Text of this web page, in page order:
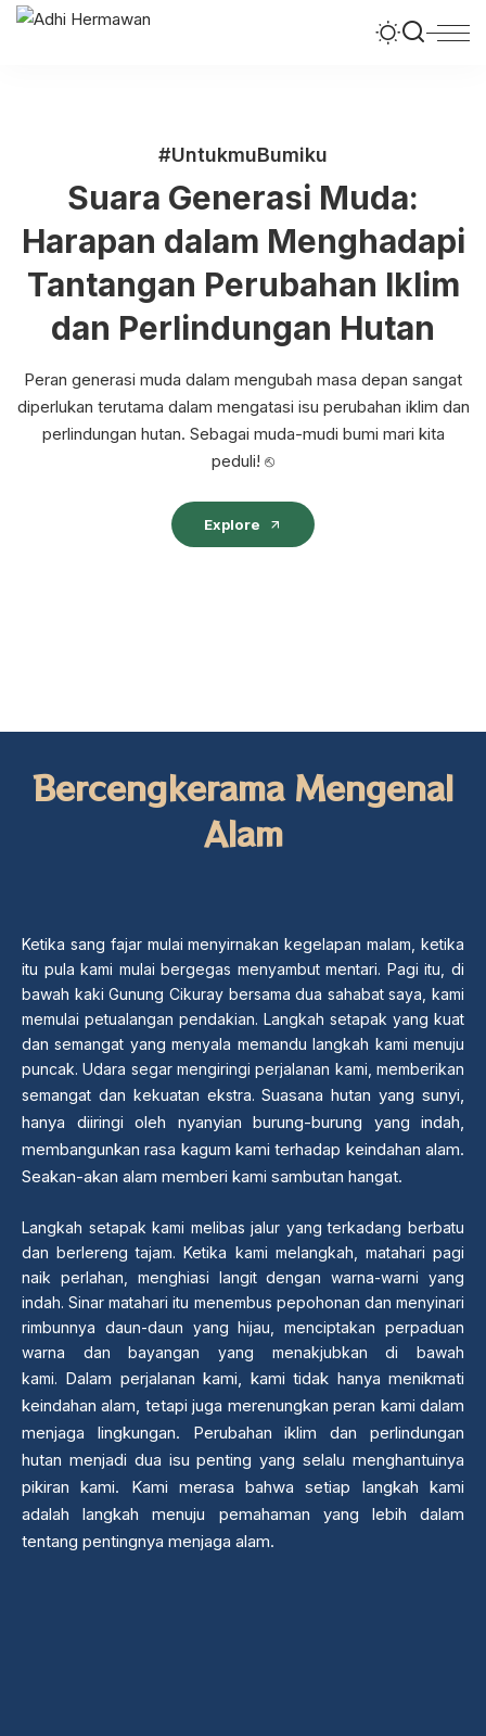
#UntukmuBumiku
Suara Generasi Muda:
Harapan dalam Menghadapi
Tantangan Perubahan Iklim
dan Perlindungan Hutan
Peran generasi muda dalam mengubah masa depan sangat
diperlukan terutama dalam mengatasi isu perubahan iklim dan
perlindungan hutan. Sebagai muda-mudi bumi mari kita
peduli! ⎋
Explore
Bercengkerama Mengenal
Alam
Ketika sang fajar mulai menyirnakan kegelapan malam, ketika
itu pula kami mulai bergegas menyambut mentari. Pagi itu, di
bawah kaki Gunung Cikuray bersama dua sahabat saya, kami
memulai petualangan pendakian. Langkah setapak yang kuat
dan semangat yang menyala memandu langkah kami menuju
puncak. Udara segar mengiringi perjalanan kami, memberikan
semangat dan kekuatan ekstra. Suasana hutan yang sunyi,
hanya diiringi oleh nyanyian burung-burung yang indah,
membangunkan rasa kagum kami terhadap keindahan alam.
Seakan-akan alam memberi kami sambutan hangat.
Langkah setapak kami melibas jalur yang terkadang berbatu
dan berlereng tajam. Ketika kami melangkah, matahari pagi
naik perlahan, menghiasi langit dengan warna-warni yang
indah. Sinar matahari itu menembus pepohonan dan menyinari
rimbunnya daun-daun yang hijau, menciptakan perpaduan
warna dan bayangan yang menakjubkan di bawah
kami. Dalam perjalanan kami, kami tidak hanya menikmati
keindahan alam, tetapi juga merenungkan peran kami dalam
menjaga lingkungan. Perubahan iklim dan perlindungan
hutan menjadi dua isu penting yang selalu menghantuinya
pikiran kami. Kami merasa bahwa setiap langkah kami
adalah langkah menuju pemahaman yang lebih dalam
tentang pentingnya menjaga alam.